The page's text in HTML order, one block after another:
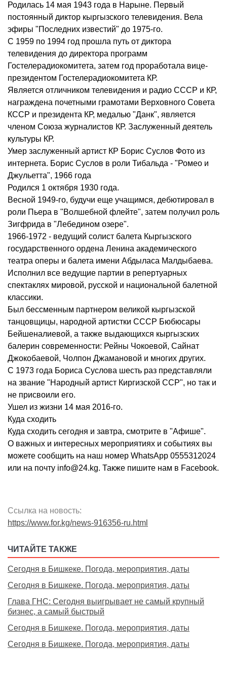
Родилась 14 мая 1943 года в Нарыне. Первый
постоянный диктор кыргызского телевидения. Вела
эфиры "Последних известий" до 1975-го.
С 1959 по 1994 год прошла путь от диктора
телевидения до директора программ
Гостелерадиокомитета, затем год проработала вице-
президентом Гостелерадиокомитета КР.
Является отличником телевидения и радио СССР и КР,
награждена почетными грамотами Верховного Совета
КССР и президента КР, медалью "Данк", является
членом Союза журналистов КР. Заслуженный деятель
культуры КР.
Умер заслуженный артист КР Борис Суслов Фото из
интернета. Борис Суслов в роли Тибальда - "Ромео и
Джульетта", 1966 года
Родился 1 октября 1930 года.
Весной 1949-го, будучи еще учащимся, дебютировал в
роли Пьера в "Волшебной флейте", затем получил роль
Зигфрида в "Лебедином озере".
1966-1972 - ведущий солист балета Кыргызского
государственного ордена Ленина академического
театра оперы и балета имени Абдыласа Малдыбаева.
Исполнил все ведущие партии в репертуарных
спектаклях мировой, русской и национальной балетной
классики.
Был бессменным партнером великой кыргызской
танцовщицы, народной артистки СССР Бюбюсары
Бейшеналиевой, а также выдающихся кыргызских
балерин современности: Рейны Чокоевой, Сайнат
Джокобаевой, Чолпон Джамановой и многих других.
С 1973 года Бориса Суслова шесть раз представляли
на звание "Народный артист Киргизской ССР", но так и
не присвоили его.
Ушел из жизни 14 мая 2016-го.
Куда сходить
Куда сходить сегодня и завтра, смотрите в "Афише".
О важных и интересных мероприятиях и событиях вы
можете сообщить на наш номер WhatsApp 0555312024
или на почту info@24.kg. Также пишите нам в Facebook.
Ссылка на новость:
https://www.for.kg/news-916356-ru.html
ЧИТАЙТЕ ТАКЖЕ
Сегодня в Бишкеке. Погода, мероприятия, даты
Сегодня в Бишкеке. Погода, мероприятия, даты
Глава ГНС: Сегодня выигрывает не самый крупный
бизнес, а самый быстрый
Сегодня в Бишкеке. Погода, мероприятия, даты
Сегодня в Бишкеке. Погода, мероприятия, даты